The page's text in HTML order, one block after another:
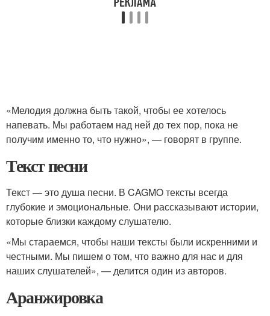
«Мелодия должна быть такой, чтобы ее хотелось
напевать. Мы работаем над ней до тех пор, пока не
получим именно то, что нужно», — говорят в группе.
Текст песни
Текст — это душа песни. В CAGMO тексты всегда
глубокие и эмоциональные. Они рассказывают истории,
которые близки каждому слушателю.
«Мы стараемся, чтобы наши тексты были искренними и
честными. Мы пишем о том, что важно для нас и для
наших слушателей», — делится один из авторов.
Аранжировка